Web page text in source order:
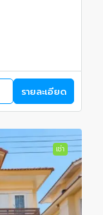
รายละเอียด
เช่า